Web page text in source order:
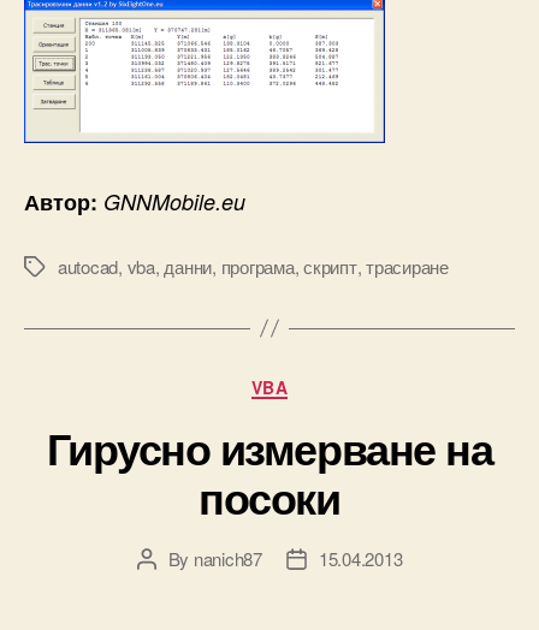
Автор: GNNMobile.eu
Tagsautocad, vba, данни, програма,скрипт,трасиране
Categories
VBA
Гирусно измерване на
посоки
PostBy nanich87
Post15.04.2013